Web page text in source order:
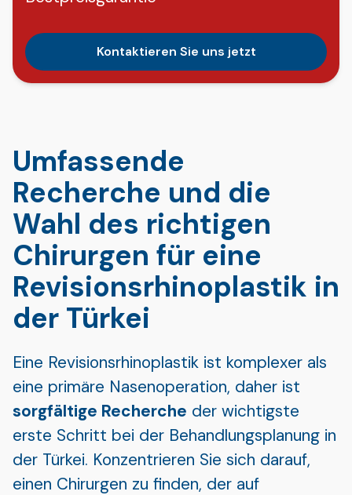
Kontaktieren Sie uns jetzt
Umfassende
Recherche und die
Wahl des richtigen
Chirurgen für eine
Revisionsrhinoplastik in
der Türkei
Eine Revisionsrhinoplastik ist komplexer als
eine primäre Nasenoperation, daher ist
sorgfältige Recherche der wichtigste
erste Schritt bei der Behandlungsplanung in
der Türkei. Konzentrieren Sie sich darauf,
einen Chirurgen zu finden, der auf